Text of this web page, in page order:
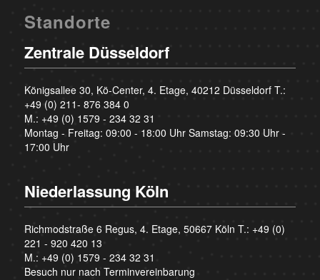
Standorte
Zentrale Düsseldorf
Königsallee 30, Kö-Center, 4. Etage, 40212 Düsseldorf T.:
+49 (0) 211- 876 384 0
M.: +49 (0) 1579 - 234 32 31
Montag - Freitag: 09:00 - 18:00 Uhr Samstag: 09:30 Uhr -
17:00 Uhr
Niederlassung Köln
Richmodstraße 6 Regus, 4. Etage, 50667 Köln T.: +49 (0)
221 - 920 420 13
M.: +49 (0) 1579 - 234 32 31
Besuch nur nach Terminvereinbarung